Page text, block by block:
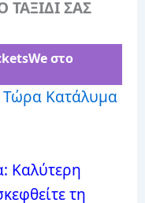
ΤΑΞΙΔΙ ΣΑΣ
στο
Τώρα Κατάλυμα
Καλύτερη
τη